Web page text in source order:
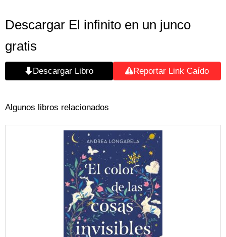
Descargar El infinito en un junco
gratis
Descargar Libro Reportar Link Caído
Algunos libros relacionados